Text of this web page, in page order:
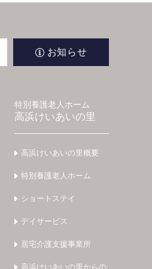
お知らせ
特別養護老人ホーム
高浜けいあいの里
高浜けいあいの里概要
特別養護老人ホーム
ショートステイ
デイサービス
居宅介護支援事業所
高浜けいあいの里からの